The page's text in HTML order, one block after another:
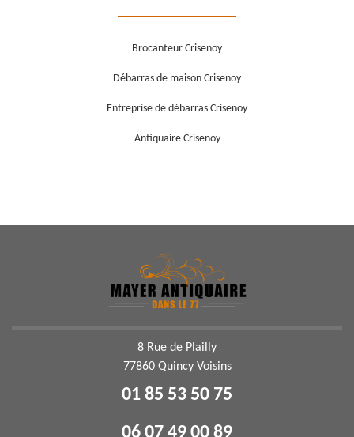
Brocanteur Crisenoy
Débarras de maison Crisenoy
Entreprise de débarras Crisenoy
Antiquaire Crisenoy
8 Rue de Plailly
77860 Quincy Voisins
01 85 53 50 75
06 07 49 00 89